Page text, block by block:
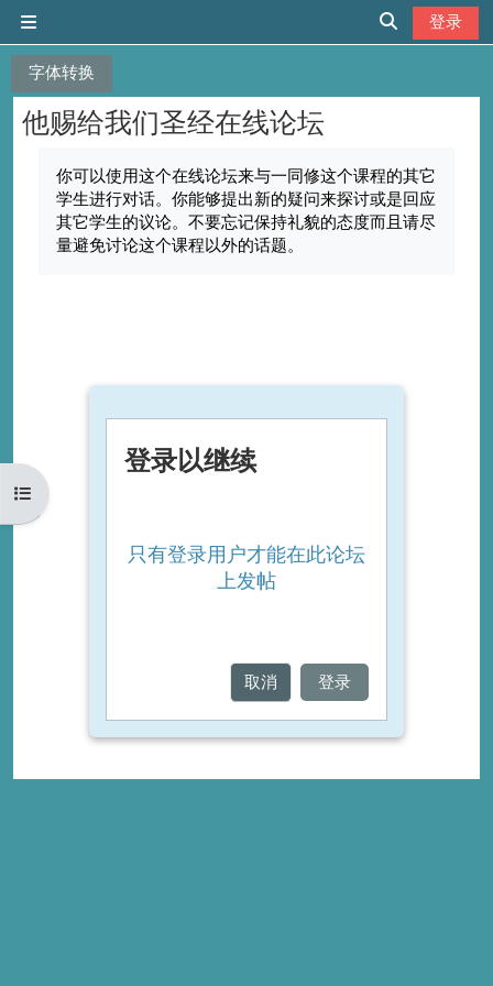
字体转换
切换搜索输入
登录
打开课程索引
他赐给我们圣经在线论坛
你可以使用这个在线论坛来与一同修这个课程的其它
学生进行对话。你能够提出新的疑问来探讨或是回应
其它学生的议论。不要忘记保持礼貌的态度而且请尽
量避免讨论这个课程以外的话题。
登录以继续
只有登录用户才能在此论坛
上发帖
取消 登录